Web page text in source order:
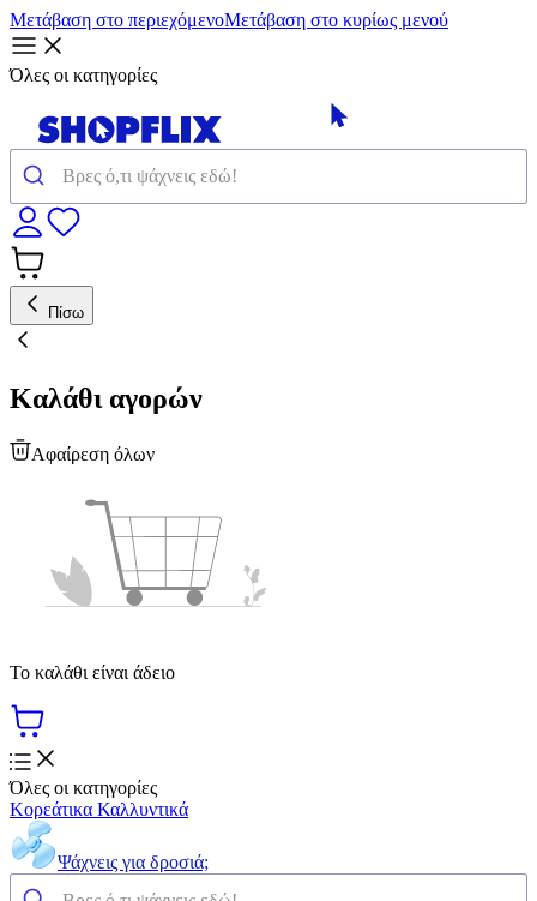
Μετάβαση στο περιεχόμενοΜετάβαση στο κυρίως μενού
Όλες οι κατηγορίες
Πίσω
Καλάθι αγορών
Αφαίρεση όλων
Το καλάθι είναι άδειο
Όλες οι κατηγορίες
Κορεάτικα Καλλυντικά
Ψάχνεις για δροσιά;